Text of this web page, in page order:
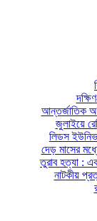
আন্তর্জাতিক
জুলাইয়ে
লিডস
দেড় মাসের
তুরাব হত্যা :
নাটকীয়